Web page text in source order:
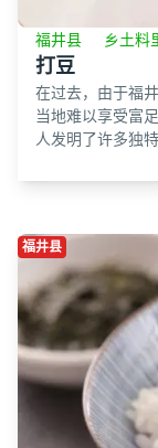
福井县 乡土料
打豆
在过去，由于福
当地难以享受富
人发明了许多独
福井县